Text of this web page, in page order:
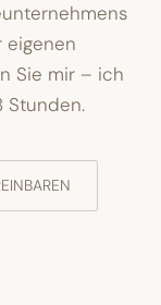
eigenen
Sie mir – ich
Stunden.